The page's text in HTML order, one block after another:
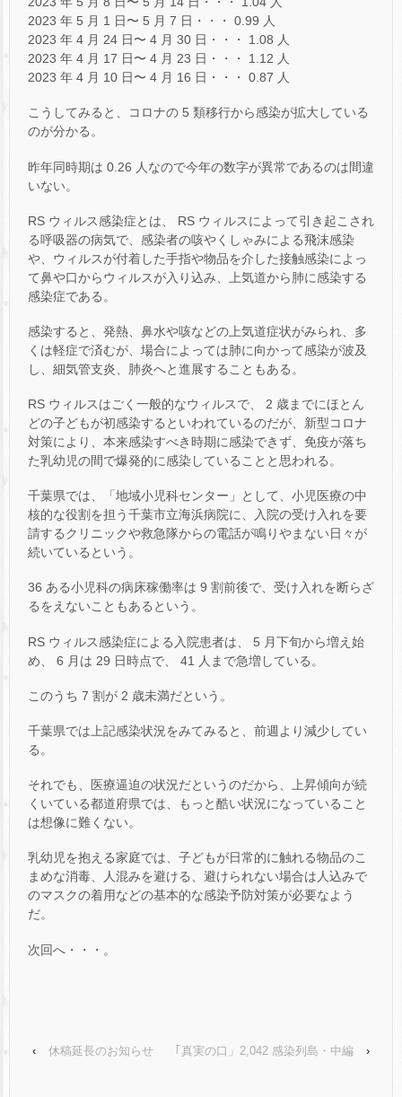
2023 年 5 月 1 日〜 5 月 7 日・・・ 0.99 人
2023 年 4 月 24 日〜 4 月 30 日・・・ 1.08 人
2023 年 4 月 17 日〜 4 月 23 日・・・ 1.12 人
2023 年 4 月 10 日〜 4 月 16 日・・・ 0.87 人
こうしてみると、コロナの 5 類移行から感染が拡大している
のが分かる。
昨年同時期は 0.26 人なので今年の数字が異常であるのは間違
いない。
RS ウィルス感染症とは、 RS ウィルスによって引き起こされ
る呼吸器の病気で、感染者の咳やくしゃみによる飛沫感染
や、ウィルスが付着した手指や物品を介した接触感染によっ
て鼻や口からウィルスが入り込み、上気道から肺に感染する
感染症である。
感染すると、発熱、鼻水や咳などの上気道症状がみられ、多
くは軽症で済むが、場合によっては肺に向かって感染が波及
し、細気管支炎、肺炎へと進展することもある。
RS ウィルスはごく一般的なウィルスで、 2 歳までにほとん
どの子どもが初感染するといわれているのだが、新型コロナ
対策により、本来感染すべき時期に感染できず、免疫が落ち
た乳幼児の間で爆発的に感染していることと思われる。
千葉県では、「地域小児科センター」として、小児医療の中
核的な役割を担う千葉市立海浜病院に、入院の受け入れを要
請するクリニックや救急隊からの電話が鳴りやまない日々が
続いているという。
36 ある小児科の病床稼働率は 9 割前後で、受け入れを断らざ
るをえないこともあるという。
RS ウィルス感染症による入院患者は、 5 月下旬から増え始
め、 6 月は 29 日時点で、 41 人まで急増している。
このうち 7 割が 2 歳未満だという。
千葉県では上記感染状況をみてみると、前週より減少してい
る。
それでも、医療逼迫の状況だというのだから、上昇傾向が続
くいている都道府県では、もっと酷い状況になっていること
は想像に難くない。
乳幼児を抱える家庭では、子どもが日常的に触れる物品のこ
まめな消毒、人混みを避ける、避けられない場合は人込みで
のマスクの着用などの基本的な感染予防対策が必要なよう
だ。
次回へ・・・。
‹ 休稿延長のお知らせ ｢真実の口」2,042 感染列島・中編 ›